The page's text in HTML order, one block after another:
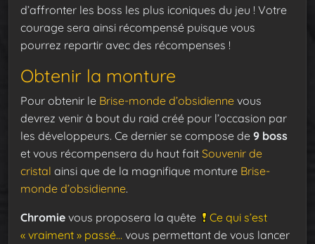
d’affronter les boss les plus iconiques du jeu ! Votre
courage sera ainsi récompensé puisque vous
pourrez repartir avec des récompenses !
Obtenir la monture
Pour obtenir le Brise-monde d’obsidienne vous
devrez venir à bout du raid créé pour l’occasion par
les développeurs. Ce dernier se compose de 9 boss
et vous récompensera du haut fait Souvenir de
cristal ainsi que de la magnifique monture Brise-
monde d’obsidienne.
Chromie vous proposera la quête
Ce qui s’est
« vraiment » passé… vous permettant de vous lancer